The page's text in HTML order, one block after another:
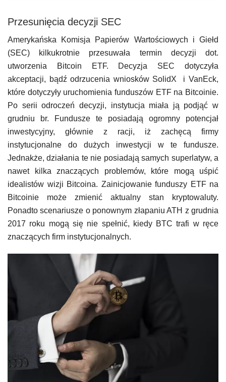
Przesunięcia decyzji SEC
Amerykańska Komisja Papierów Wartościowych i Giełd
(SEC) kilkukrotnie przesuwała termin decyzji dot.
utworzenia Bitcoin ETF. Decyzja SEC dotyczyła
akceptacji, bądź odrzucenia wniosków SolidX i VanEck,
które dotyczyły uruchomienia funduszów ETF na Bitcoinie.
Po serii odroczeń decyzji, instytucja miała ją podjąć w
grudniu br. Fundusze te posiadają ogromny potencjał
inwestycyjny, głównie z racji, iż zachęcą firmy
instytucjonalne do dużych inwestycji w te fundusze.
Jednakże, działania te nie posiadają samych superlatyw, a
nawet kilka znaczących problemów, które mogą uśpić
idealistów wizji Bitcoina. Zainicjowanie funduszy ETF na
Bitcoinie może zmienić aktualny stan kryptowaluty.
Ponadto scenariusze o ponownym złapaniu ATH z grudnia
2017 roku mogą się nie spełnić, kiedy BTC trafi w ręce
znaczących firm instytucjonalnych.